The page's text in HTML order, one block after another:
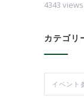
4343 views
カテゴリ
イベント